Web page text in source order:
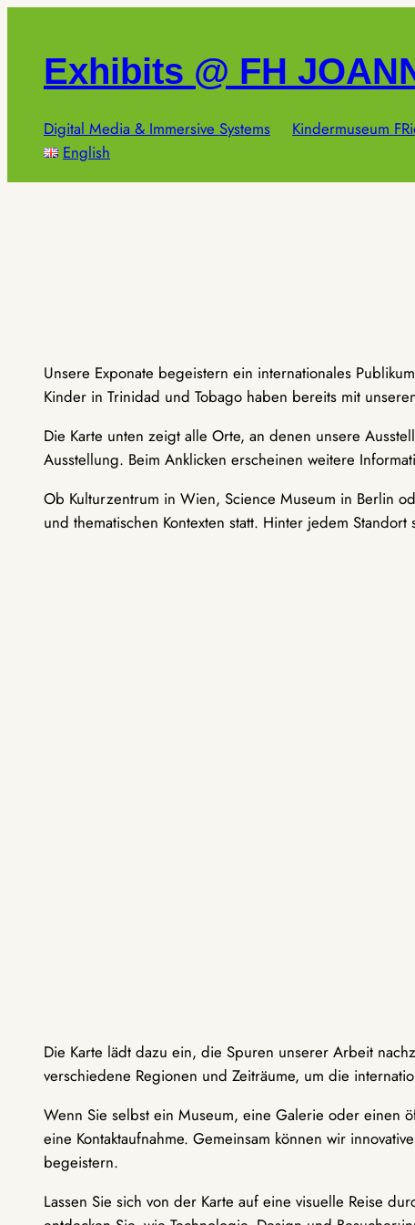
springenExhibits @ FH
Digital Media & Immersive Systems Kindermuseum
English
Unsere Exponate begeistern ein internationales
Kinder in Trinidad und Tobago haben bereits mit
Die Karte unten zeigt alle Orte, an denen unsere
Ausstellung. Beim Anklicken erscheinen weitere
Ob Kulturzentrum in Wien, Science Museum in Berlin
und thematischen Kontexten statt. Hinter jedem
Die Karte lädt dazu ein, die Spuren unserer Arbeit
verschiedene Regionen und Zeiträume, um die
Wenn Sie selbst ein Museum, eine Galerie oder einen
eine Kontaktaufnahme. Gemeinsam können wir
begeistern.
Lassen Sie sich von der Karte auf eine visuelle Reise